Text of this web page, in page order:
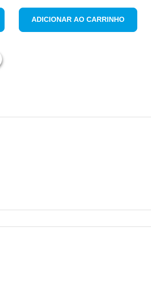
ADICIONAR AO CARRINHO